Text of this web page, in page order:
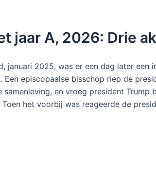
jaar A, 2026: Drie
januari 2025, was er een dag later een
Een episcopaalse bisschop riep de
samenleving, en vroeg president
het voorbij was reageerde de